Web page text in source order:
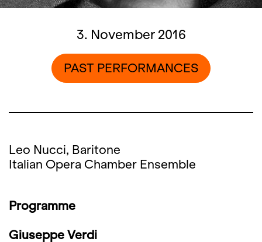
3. November 2016
PAST PERFORMANCES
Leo Nucci, Baritone
Italian Opera Chamber Ensemble
Programme
Giuseppe Verdi